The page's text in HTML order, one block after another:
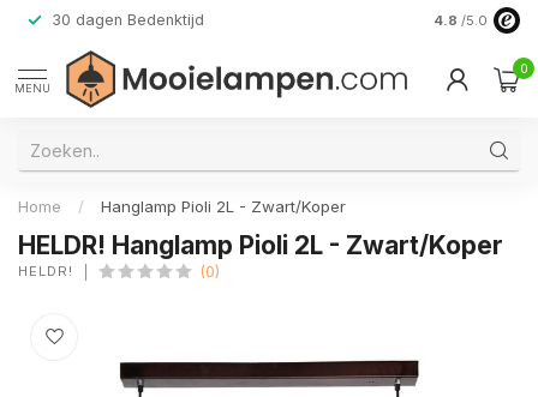
30 dagen Bedenktijd Verzending
4.8 /5.0
MENU
0
Home / Hanglamp Pioli 2L - Zwart/Koper
HELDR! Hanglamp Pioli 2L - Zwart/Koper
HELDR! (0)